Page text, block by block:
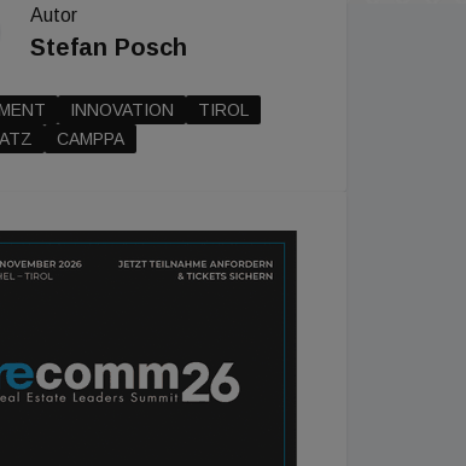
Autor
Stefan Posch
INNOVATION
TIROL
CAMPPA